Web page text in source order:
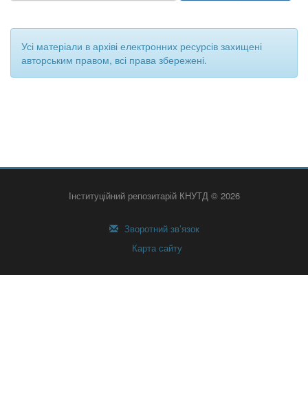
Усі матеріали в архіві електронних ресурсів захищені
авторським правом, всі права збережені.
Інституційний репозитарій КНУТД © 2026
Зворотний зв’язок
Карта сайту